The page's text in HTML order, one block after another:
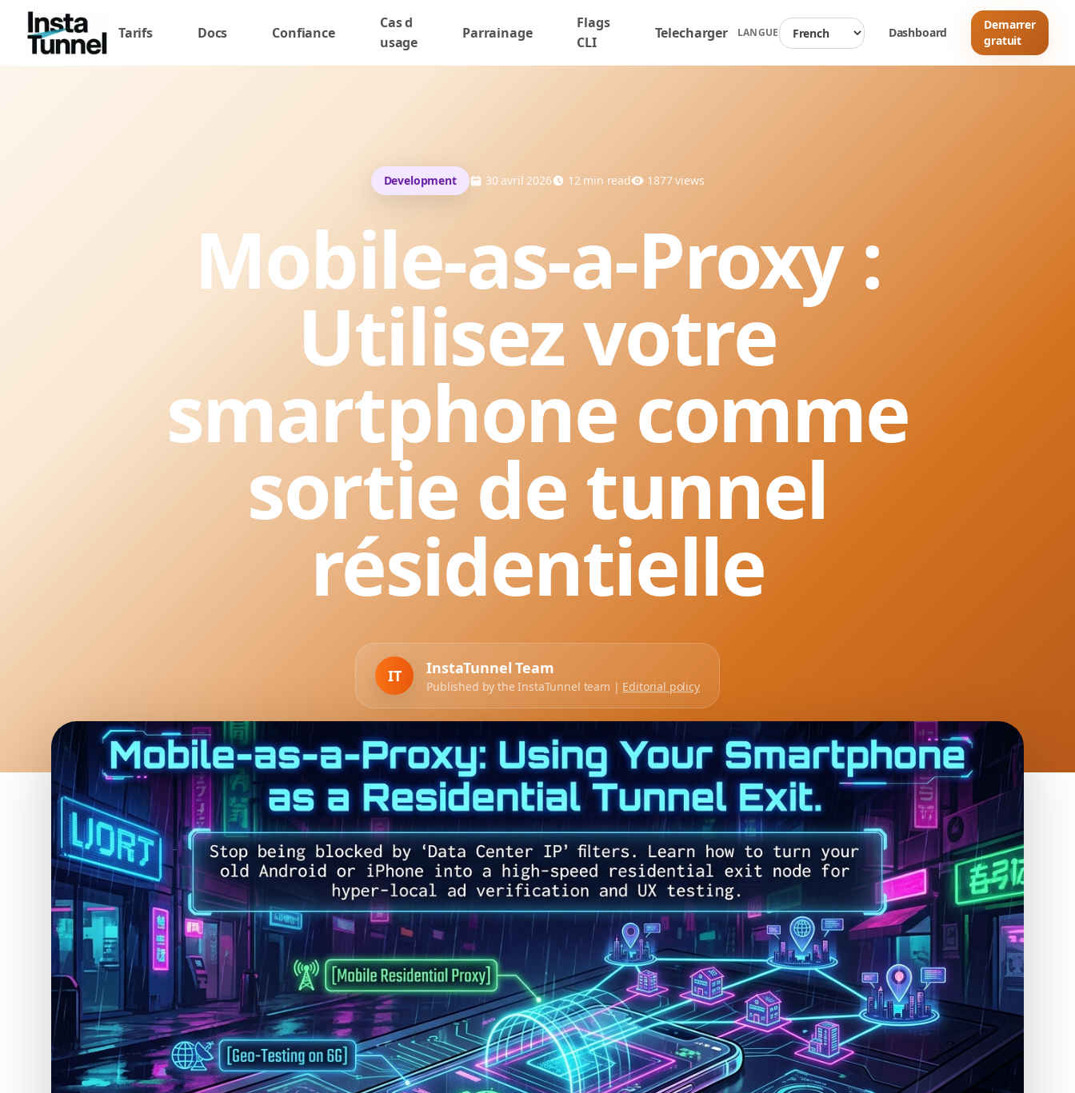
Tarifs Docs Confiance
Cas d
usage
Parrainage
Flags
CLI
Telecharger LANGUE Dashboard
Demarrer
gratuit
Development 30 avril 2026 12 min read 1877views
Mobile-as-a-Proxy :
Utilisez votre
smartphone comme
sortie de tunnel
résidentielle
IT InstaTunnel Team
Published by the InstaTunnel team | Editorial policy